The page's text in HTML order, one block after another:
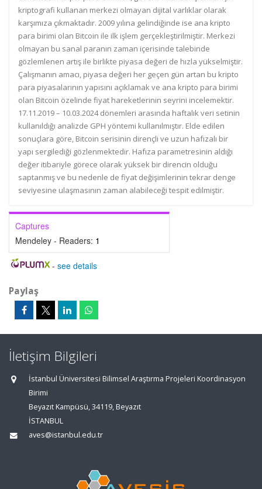
kriptografi kullanan merkezi olmayan dijital varlıklar olarak
karşımıza çıkmaktadır. 2009 yılına gelindiğinde ise ana kripto
para birimi olan Bitcoin ile ilk işlem gerçekleştirilmiştir. Merkezi
olmayan bu sanal paranın zaman içerisinde talebinde
gözlemlenen artış ile birlikte piyasa değeri de hızla yükselmiştir.
Çalışmanın amacı, piyasa değeri her geçen gün artan bu kripto
para piyasalarının yapısını açıklamak ve ana kripto para birimi
olan Bitcoin özelinde fiyat hareketlerinin seyrini incelemektir.
17.11.2019 – 10.03.2024 dönemleri arasında haftalık veri setinin
kullanıldığı analizde GPH yöntemi kullanılmıştır. Elde edilen
sonuçlara göre, Bitcoin serisinin dirençli ve uzun hafızalı bir
yapı sergilediği gözlenmektedir. Hafıza parametresinin aldığı
değer itibariyle görece olarak yüksek bir direncin olduğu
saptanmış ve bu nedenle de fiyat değişimlerinin tekrar denge
seviyesine ulaşmasının zaman alabileceği tespit edilmiştir.
Captures
Mendeley - Readers: 1
- see details
Paylaş
İletişim Bilgileri
İstanbul Üniversitesi Bilimsel Araştırma Projeleri Koordinasyon
Birimi
Beyazıt Kampüsü, 34119, Beyazıt
İSTANBUL
aves@istanbul.edu.tr